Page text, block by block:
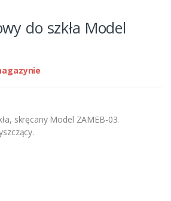
do szkła Model
skręcany Model ZAMEB-03.